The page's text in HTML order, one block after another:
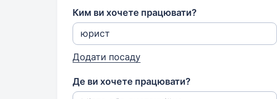
Ким ви хочете працювати?
Додати посаду
Де ви хочете працювати?